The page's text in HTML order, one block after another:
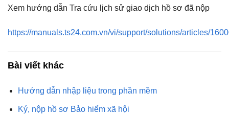
Xem hướng dẫn Tra cứu lịch sử giao dịch hồ sơ đã nộp
https://manuals.ts24.com.vn/vi/support/solutions/articles/
Bài viết khác
Hướng dẫn nhập liệu trong phần mềm
Ký, nộp hồ sơ Bảo hiểm xã hội